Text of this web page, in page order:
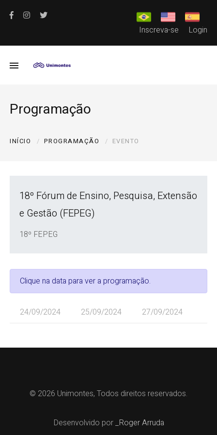
Inscreva-se Login
Programação
INÍCIO PROGRAMAÇÃO EVENTO
18º Fórum de Ensino, Pesquisa, Extensão
e Gestão (FEPEG)
18º FEPEG
Clique na data para ver a programação.
24/09/2024 25/09/2024 27/09/2024
© 2026 Unimontes, Todos direitos reservados.
Desenvolvido por_Roger Arruda